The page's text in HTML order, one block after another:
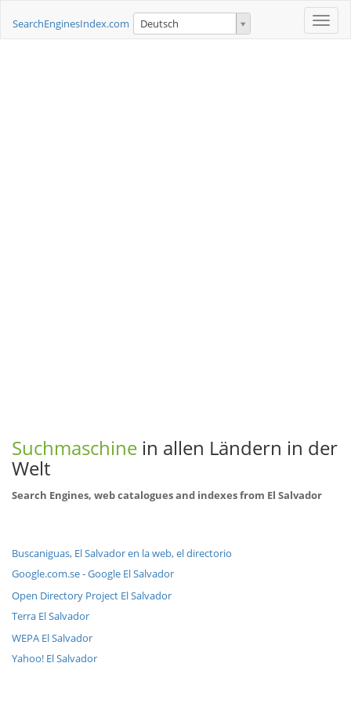
Toggle
SearchEnginesIndex.com Deutsch
Suchmaschine in allen Ländern in der
Welt
Search Engines, web catalogues and indexes from El Salvador
Buscaniguas, El Salvador en la web, el directorio
Google.com.se - Google El Salvador
Open Directory Project El Salvador
Terra El Salvador
WEPA El Salvador
Yahoo! El Salvador